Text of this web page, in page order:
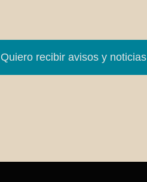
Quiero recibir avisos y noticias